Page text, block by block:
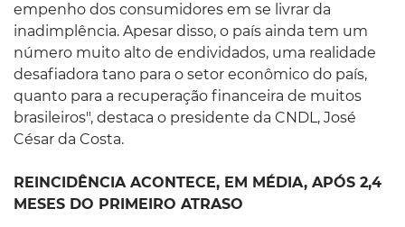
empenho dos consumidores em se livrar da
inadimplência. Apesar disso, o país ainda tem um
número muito alto de endividados, uma realidade
desafiadora tano para o setor econômico do país,
quanto para a recuperação financeira de muitos
brasileiros", destaca o presidente da CNDL, José
César da Costa.
REINCIDÊNCIA ACONTECE, EM MÉDIA, APÓS 2,4
MESES DO PRIMEIRO ATRASO